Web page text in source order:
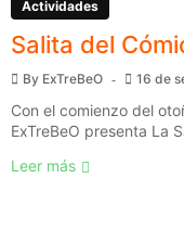
Actividades
Salita del
By ExTreBeO 16 de
Con el comienzo del
ExTreBeO presenta La
Leer más